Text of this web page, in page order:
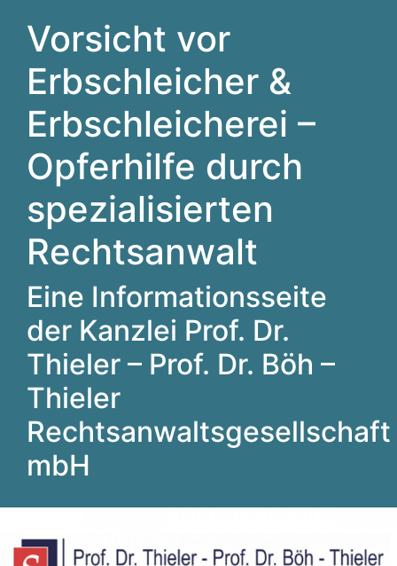
Vorsicht vor
Erbschleicher &
Erbschleicherei –
Opferhilfe durch
spezialisierten
Rechtsanwalt
Eine Informationsseite
der Kanzlei Prof. Dr.
Thieler – Prof. Dr. Böh –
Thieler
Rechtsanwaltsgesellschaft
mbH